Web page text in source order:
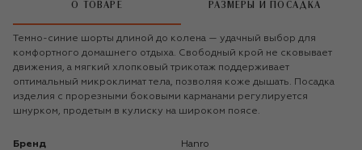
О ТОВАРЕ РАЗМЕРЫ И ПОСАДКА
Темно-синие шорты длиной до колена — удачный выбор для
комфортного домашнего отдыха. Свободный крой не сковывает
движения, а мягкий хлопковый трикотаж поддерживает
оптимальный микроклимат тела, позволяя коже дышать. Посадка
изделия с прорезными боковыми карманами регулируется
шнурком, продетым в кулиску на широком поясе.
Бренд Hanro